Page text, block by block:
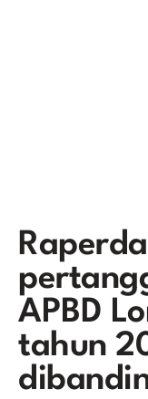
Raperda
APBD
tahun